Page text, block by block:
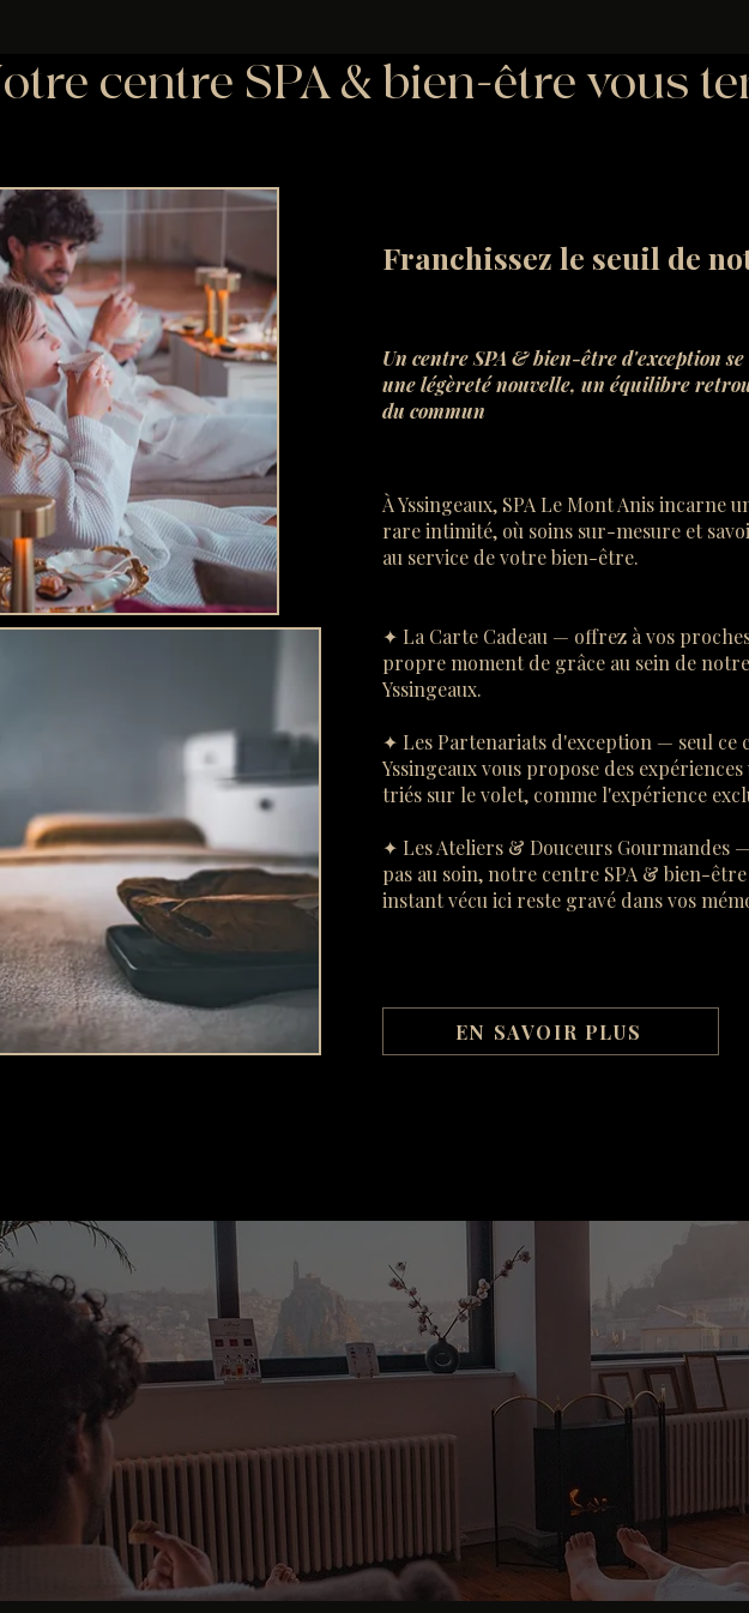
centre SPA & bien-être vous
Franchissez le seuil de
Un centre SPA & bien-être d'exception
une légèreté nouvelle, un équilibre
du commun
À Yssingeaux, SPA Le Mont Anis incarne
rare intimité, où soins sur-mesure et
au service de votre bien-être.
✦ La Carte Cadeau — offrez à vos
propre moment de grâce au sein de
Yssingeaux.
✦ Les Partenariats d'exception — seul ce
Yssingeaux vous propose des
triés sur le volet, comme l'expérience
✦ Les Ateliers & Douceurs Gourmandes
pas au soin, notre centre SPA & bien-
instant vécu ici reste gravé dans vos
EN SAVOIR PLUS